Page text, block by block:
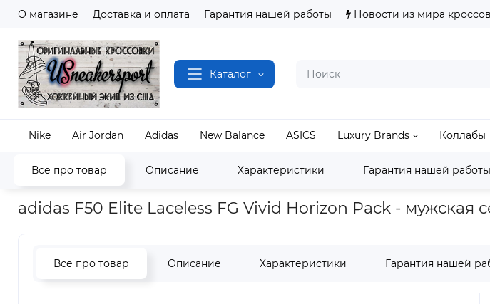
О магазине Доставка и оплата Гарантия нашей работы Новости из мира
Каталог
Nike Air Jordan Adidas New Balance ASICS Luxury Brands Коллабы
Все про товар Описание Характеристики Гарантия нашей работы
Наш магазин Полный каталог кроссовок Adidas Predator/F50/Copa
adidas F50 Elite Laceless FG Vivid Horizon Pack - мужская
Все про товар Описание Характеристики Гарантия нашей